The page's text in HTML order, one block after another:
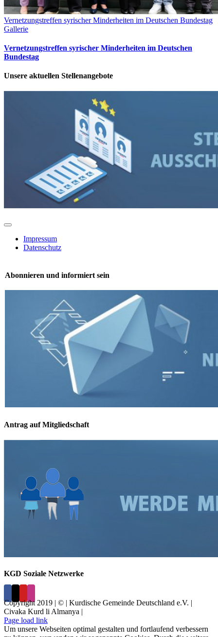
Vernetzungstreffen syrischer Minderheiten im Deutschen Bundestag
Gallerie
Vernetzungstreffen syrischer Minderheiten im Deutschen
Bundestag
Unsere aktuellen Stellenangebote
Toggle
NavigationImpressum
Datenschutz
Abonnieren und informiert sein
Antrag auf Mitgliedschaft
KGD Soziale Netzwerke
Copyright 2019 | © | Kurdische Gemeinde Deutschland e.V. |
Civaka Kurd li Almanya |
Page load link
Um unsere Webseiten optimal gestalten und fortlaufend verbessern